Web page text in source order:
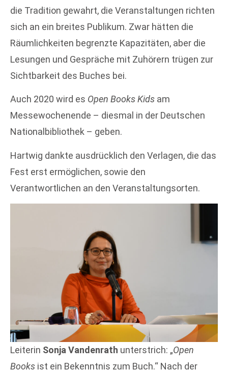
die Tradition gewahrt, die Veranstaltungen richten
sich an ein breites Publikum. Zwar hätten die
Räumlichkeiten begrenzte Kapazitäten, aber die
Lesungen und Gespräche mit Zuhörern trügen zur
Sichtbarkeit des Buches bei.
Auch 2020 wird es Open Books Kids am
Messewochenende – diesmal in der Deutschen
Nationalbibliothek – geben.
Hartwig dankte ausdrücklich den Verlagen, die das
Fest erst ermöglichen, sowie den
Verantwortlichen an den Veranstaltungsorten.
Leiterin Sonja Vandenrath unterstrich: „Open
Books ist ein Bekenntnis zum Buch.“ Nach der